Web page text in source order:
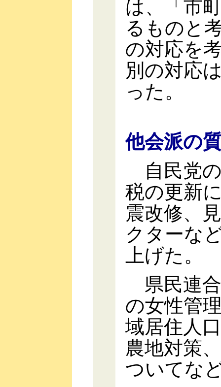
は、「市
るものと
の対応を
別の対応
った。
他会派の
自民党
税の更新
震改修、
クターな
上げた。
県民連
の女性管
域居住人
農地対策
ついてな